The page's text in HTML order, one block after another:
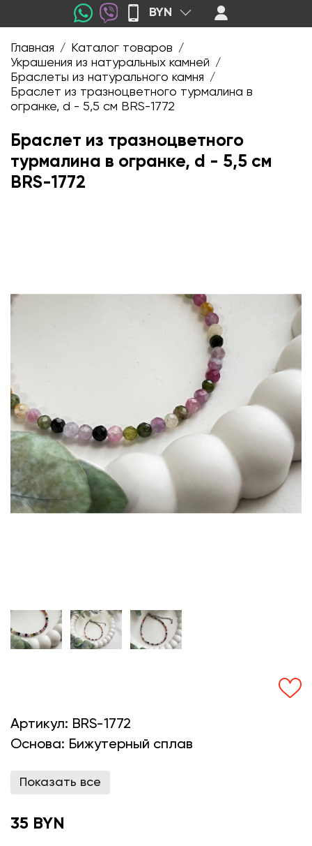
BYN
Главная / Каталог товаров /
Украшения из натуральных камней /
Браслеты из натурального камня /
Браслет из тразноцветного турмалина в
огранке, d - 5,5 см BRS-1772
Браслет из тразноцветного
турмалина в огранке, d - 5,5 см
BRS-1772
Артикул: BRS-1772
Основа: Бижутерный сплав
Показать все
35 BYN